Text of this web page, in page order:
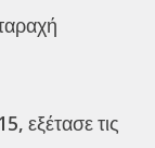
εξέτασε τις